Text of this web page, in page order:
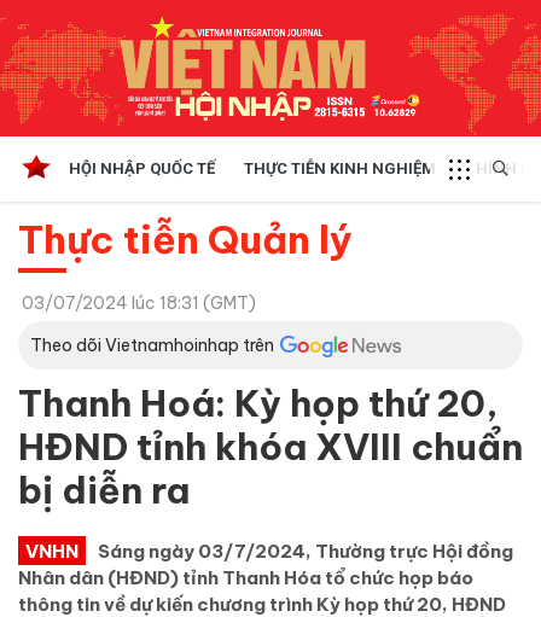
HỘI NHẬP QUỐC TẾ THỰC TIỄN KINH NGHIỆM CHÍNH
Thực tiễn Quản lý
03/07/2024 lúc 18:31 (GMT)
Theo dõi Vietnamhoinhap trên
Thanh Hoá: Kỳ họp thứ 20,
HĐND tỉnh khóa XVIII chuẩn
bị diễn ra
VNHN
Sáng ngày 03/7/2024, Thường trực Hội đồng
Nhân dân (HĐND) tỉnh Thanh Hóa tổ chức họp báo
thông tin về dự kiến chương trình Kỳ họp thứ 20, HĐND